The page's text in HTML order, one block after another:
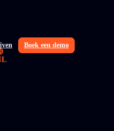
Boek een demo